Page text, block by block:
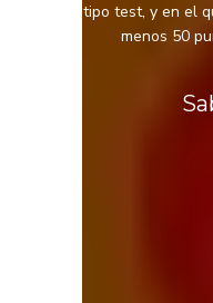
tipo test, y en el
menos 50